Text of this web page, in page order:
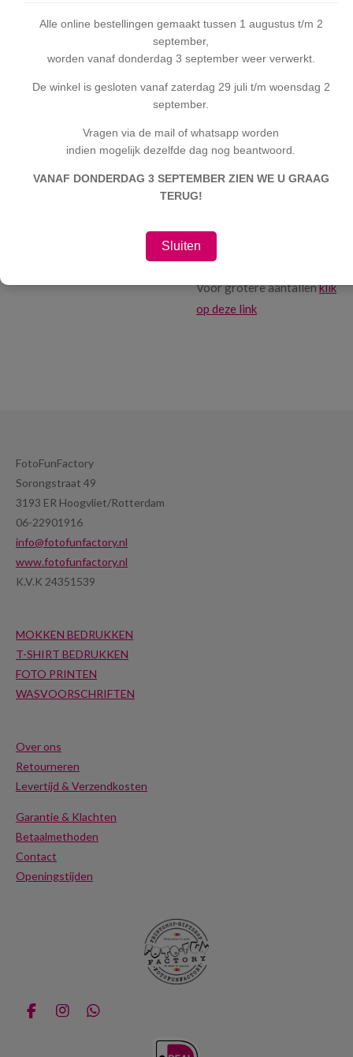
verkrijgen!
inhoud van 330ml de
doorsnede is 80mm de
mokken kunnen in de
vaatwasser maar om de
sprankling echt te
om de mok met de hand af
te wassen.
Voor grotere aantallenklik
op deze link
Alle online bestellingen gemaakt tussen 1 augustus t/m 2
september,
worden vanaf donderdag 3 september weer verwerkt.
De winkel is gesloten vanaf zaterdag 29 juli t/m woensdag 2
september.
Vragen via de mail of whatsapp worden
indien mogelijk dezelfde dag nog beantwoord.
VANAF DONDERDAG 3 SEPTEMBER ZIEN WE U GRAAG
TERUG!
Sluiten
FotoFunFactory
Sorongstraat 49
3193 ER Hoogvliet/Rotterdam
06-22901916
info@fotofunfactory.nl
www.fotofunfactory.nl
K.V.K 24351539
MOKKEN BEDRUKKEN
T-SHIRT BEDRUKKEN
FOTO PRINTEN
WASVOORSCHRIFTEN
Over ons
Retourneren
Levertijd & Verzendkosten
Garantie & Klachten
Betaalmethoden
Contact
Openingstijden
F
I
W